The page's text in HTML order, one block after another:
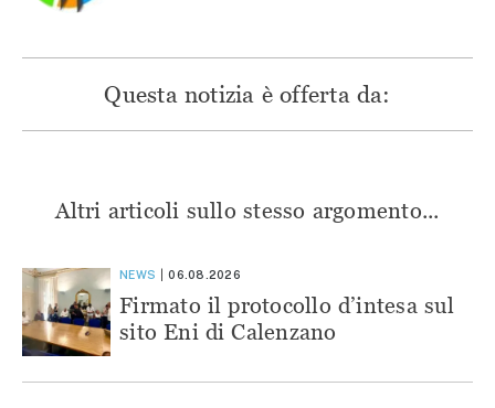
Questa notizia è offerta da:
Altri articoli sullo stesso argomento...
NEWS 06.08.2026
Firmato il protocollo d’intesa sul
sito Eni di Calenzano